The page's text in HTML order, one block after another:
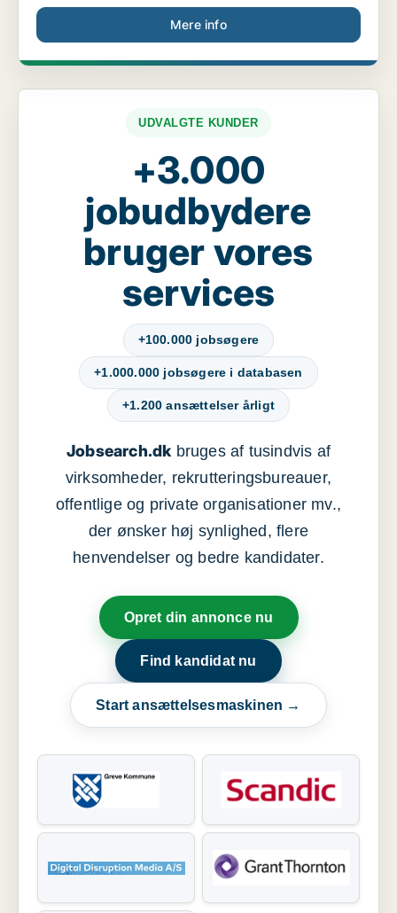
Mere info
UDVALGTE KUNDER
+3.000
jobudbydere
bruger vores
services
+100.000 jobsøgere
+1.000.000 jobsøgere i databasen
+1.200 ansættelser årligt
Jobsearch.dkbruges af tusindvis af
virksomheder, rekrutteringsbureauer,
offentlige og private organisationer mv.,
der ønsker høj synlighed, flere
henvendelser og bedre kandidater.
Opret din annonce nu
Find kandidat nu
Start ansættelsesmaskinen →